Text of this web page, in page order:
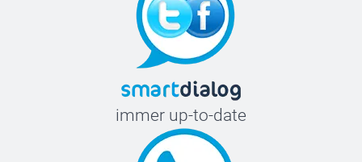
immer up-to-date